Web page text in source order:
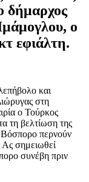
δήμαρχος
ο
εφιάλτη.
και
στη
ο Τούρκος
τη βελτίωση της
Βόσπορο περνούν
Ας σημειωθεί
συνέβη πριν